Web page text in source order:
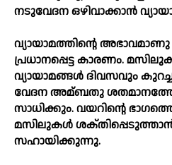
നടുവേദന ഒഴിവാക്കാന്‍
വ്യായാമത്തിന്റെ
പ്രധാനപ്പെട്ട കാരണം.
വ്യായാമങ്ങള്‍ ദിവസവും
വേദന അമ്ബതു
സാധിക്കും. വയറിന്റെ
മസിലുകള്‍ ശക്‌തിപ്പെടുത്താന്‍
സഹായിക്കുന്നു.